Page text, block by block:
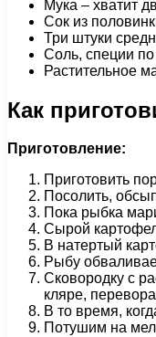
Мука – хватит
Сок из
Три штуки
Соль, специи
Растительное
Как
Приготовление:
Приготовить
Посолить,
Пока рыбка
Сырой
В натертый
Рыбу
Сковородку с
кляре,
В то время,
Потушим на